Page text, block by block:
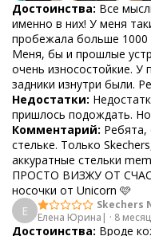
Достоинства: Все
именно в них! У меня
пробежала больше 1000
Меня, бы и прошлые
очень износостойкие. У
задники изнутри были.
Недостатки:
пришлось подождать.
Комментарий: Ребята,
стельке. Только
аккуратные стельки
ПРОСТО ВИЗЖУ ОТ
носочки от Unicorn 🩷
Е
Skechers
Елена Юрина| · 8
Достоинства: Вроде